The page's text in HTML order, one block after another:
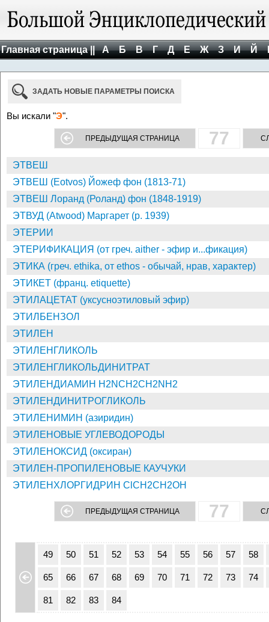
Главная страница || А Б В Г Д Е Ж З И Й
ЗАДАТЬ НОВЫЕ ПАРАМЕТРЫ ПОИСКА
Вы искали "Э".
ПРЕДЫДУЩАЯ СТРАНИЦА 77
ЭТВЕШ
ЭТВЕШ (Eotvos) Йожеф фон (1813-71)
ЭТВЕШ Лоранд (Роланд) фон (1848-1919)
ЭТВУД (Atwood) Маргарет (р. 1939)
ЭТЕРИИ
ЭТЕРИФИКАЦИЯ (от греч. aither - эфир и...фикация)
ЭТИКА (греч. ethika, от ethos - обычай, нрав, характер)
ЭТИКЕТ (франц. etiquette)
ЭТИЛАЦЕТАТ (уксусноэтиловый эфир)
ЭТИЛБЕНЗОЛ
ЭТИЛЕН
ЭТИЛЕНГЛИКОЛЬ
ЭТИЛЕНГЛИКОЛЬДИНИТРАТ
ЭТИЛЕНДИАМИН H2NCH2CH2NH2
ЭТИЛЕНДИНИТРОГЛИКОЛЬ
ЭТИЛЕНИМИН (азиридин)
ЭТИЛЕНОВЫЕ УГЛЕВОДОРОДЫ
ЭТИЛЕНОКСИД (оксиран)
ЭТИЛЕН-ПРОПИЛЕНОВЫЕ КАУЧУКИ
ЭТИЛЕНХЛОРГИДРИН ClCH2CH2OH
ПРЕДЫДУЩАЯ СТРАНИЦА 77
32
49 50 51 52 53 54 55 56 57 58
65 66 67 68 69 70 71 72 73 74
81 82 83 84